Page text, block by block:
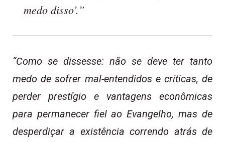
medo disso’.”
“Como se dissesse: não se deve ter tanto
medo de sofrer mal-entendidos e críticas, de
perder prestígio e vantagens econômicas
para permanecer fiel ao Evangelho, mas de
desperdiçar a existência correndo atrás de